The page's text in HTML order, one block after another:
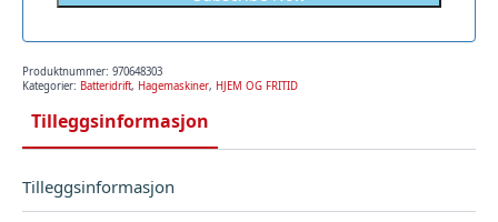
Produktnummer: 970648303
Kategorier: Batteridrift, Hagemaskiner, HJEM OG FRITID
Tilleggsinformasjon
Tilleggsinformasjon